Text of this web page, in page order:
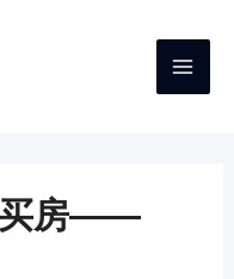
买房——